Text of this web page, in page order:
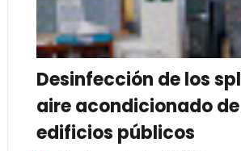
Desinfección de los
aire acondicionado
edificios públicos